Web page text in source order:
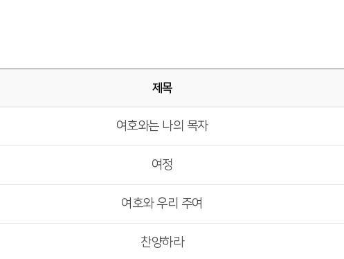
제목
여호와는 나의 목자
여정
여호와 우리 주여
찬양하라